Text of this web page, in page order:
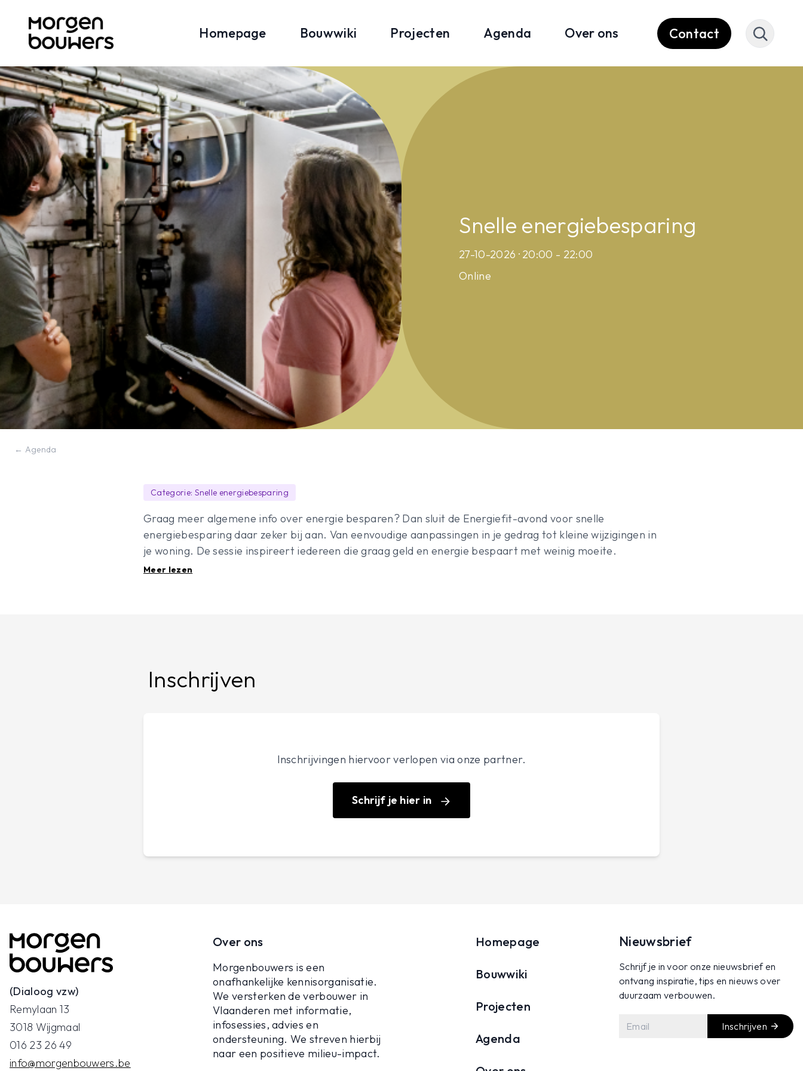
Homepage Bouwwiki Projecten Agenda Over ons Contact
Snelle energiebesparing
27-10-2026 · 20:00 - 22:00
Online
← Agenda
Categorie: Snelle energiebesparing
Graag meer algemene info over energie besparen? Dan sluit de Energiefit-avond voor snelle
energiebesparing daar zeker bij aan. Van eenvoudige aanpassingen in je gedrag tot kleine wijzigingen in
je woning. De sessie inspireert iedereen die graag geld en energie bespaart met weinig moeite.
Meer lezen
Inschrijven
Inschrijvingen hiervoor verlopen via onze partner.
Schrijf je hier in
(Dialoog vzw)
Remylaan 13
3018 Wijgmaal
016 23 26 49
info@morgenbouwers.be
Over ons
Morgenbouwers is een
onafhankelijke kennisorganisatie.
We versterken de verbouwer in
Vlaanderen met informatie,
infosessies, advies en
ondersteuning. We streven hierbij
naar een positieve milieu-impact.
Homepage
Bouwwiki
Projecten
Agenda
Nieuwsbrief
Schrijf je in voor onze nieuwsbrief en
ontvang inspiratie, tips en nieuws over
duurzaam verbouwen.
Inschrijven